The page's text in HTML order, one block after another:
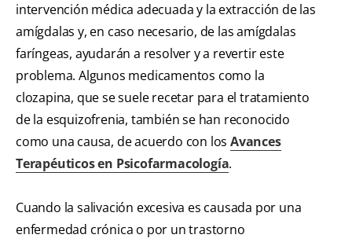
intervención médica adecuada y la extracción de las
amígdalas y, en caso necesario, de las amígdalas
faríngeas, ayudarán a resolver y a revertir este
problema. Algunos medicamentos como la
clozapina, que se suele recetar para el tratamiento
de la esquizofrenia, también se han reconocido
como una causa, de acuerdo con losAvances
Terapéuticos en Psicofarmacología.
Cuando la salivación excesiva es causada por una
enfermedad crónica o por un trastorno